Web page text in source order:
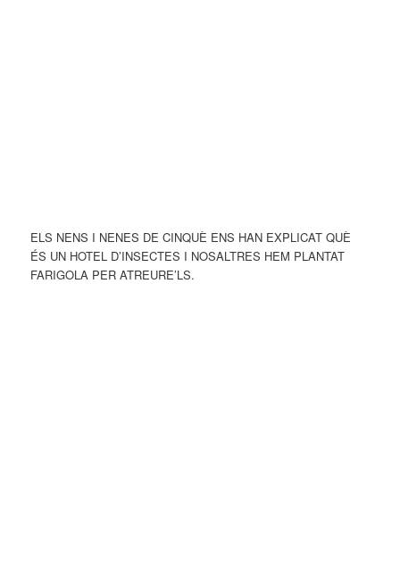
ELS NENS I NENES DE CINQUÈ ENS HAN EXPLICAT QUÈ
ÉS UN HOTEL D’INSECTES I NOSALTRES HEM PLANTAT
FARIGOLA PER ATREURE’LS.